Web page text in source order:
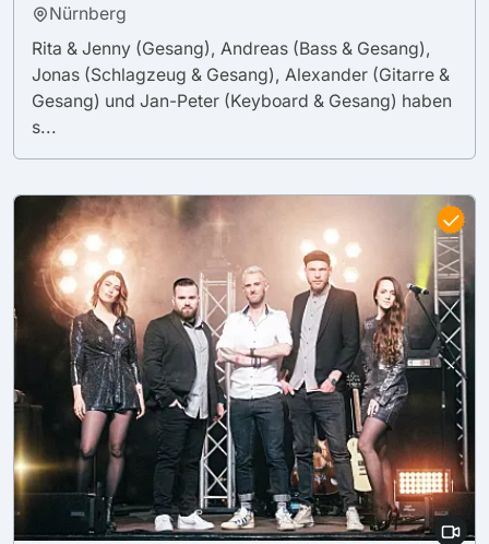
Nürnberg
Rita & Jenny (Gesang), Andreas (Bass & Gesang),
Jonas (Schlagzeug & Gesang), Alexander (Gitarre &
Gesang) und Jan-Peter (Keyboard & Gesang) haben
s...